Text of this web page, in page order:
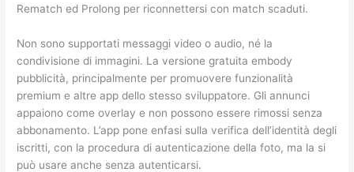
Rematch ed Prolong per riconnettersi con match scaduti.
Non sono supportati messaggi video o audio, né la
condivisione di immagini. La versione gratuita embody
pubblicità, principalmente per promuovere funzionalità
premium e altre app dello stesso sviluppatore. Gli annunci
appaiono come overlay e non possono essere rimossi senza
abbonamento. L’app pone enfasi sulla verifica dell’identità degli
iscritti, con la procedura di autenticazione della foto, ma la si
può usare anche senza autenticarsi.